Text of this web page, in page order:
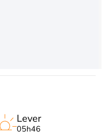
Lever
05h46